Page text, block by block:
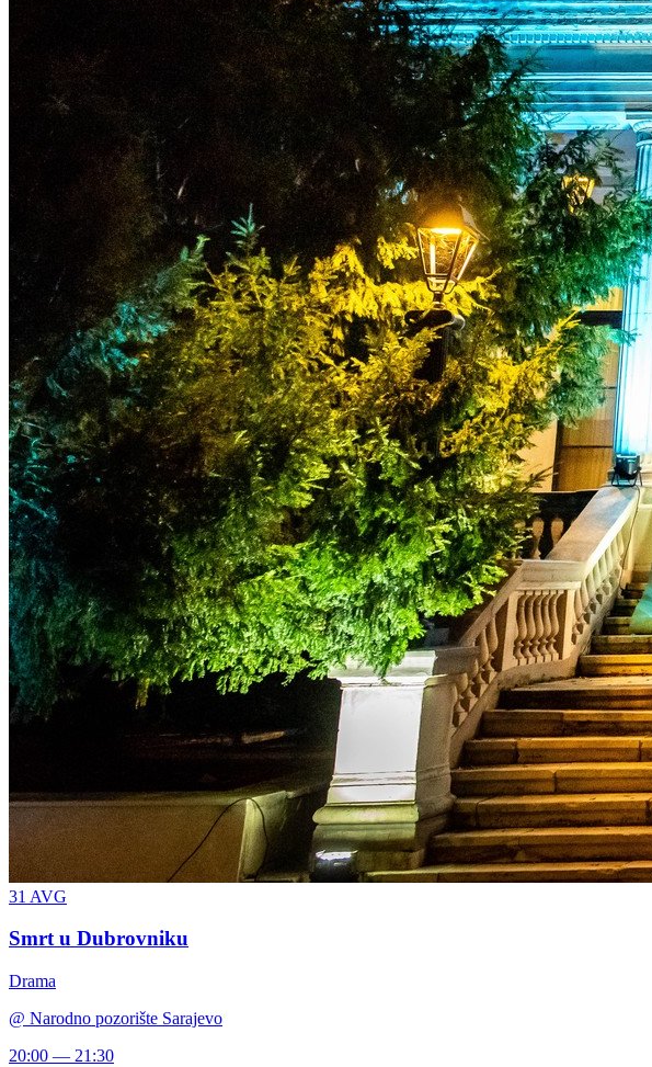
31 AVG
Smrt u Dubrovniku
Drama
@ Narodno pozorište Sarajevo
20:00 — 21:30